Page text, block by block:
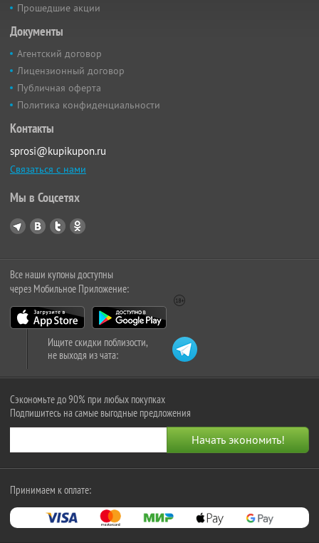
Прошедшие акции
Документы
Агентский договор
Лицензионный договор
Публичная оферта
Политика конфиденциальности
Контакты
sprosi@kupikupon.ru
Связаться с нами
Мы в Соцсетях
Все наши купоны доступны
через Мобильное Приложение:
Ищите скидки поблизости,
не выходя из чата:
Сэкономьте до 90% при любых покупках
Подпишитесь на самые выгодные предложения
Принимаем к оплате: